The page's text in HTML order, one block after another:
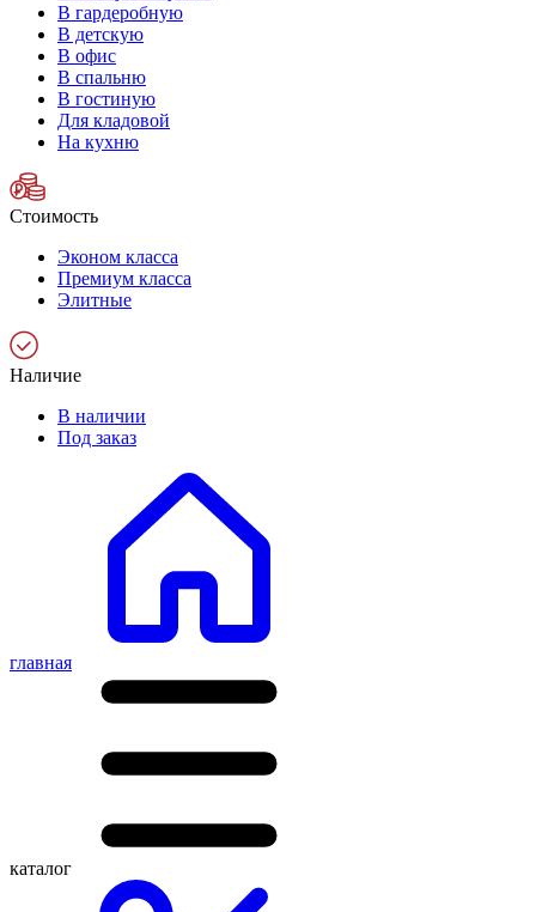
В гардеробную
В детскую
В офис
В спальню
В гостиную
Для кладовой
На кухню
Стоимость
Эконом класса
Премиум класса
Элитные
Наличие
В наличии
Под заказ
главная
каталог